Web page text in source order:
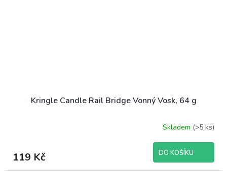
Kringle Candle Rail Bridge Vonný Vosk, 64 g
Skladem (>5 ks)
119 Kč DO KOŠÍKU